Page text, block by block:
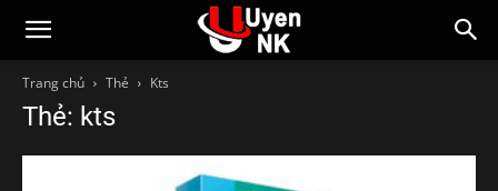
Trang chủ Thẻ Kts
Thẻ: kts